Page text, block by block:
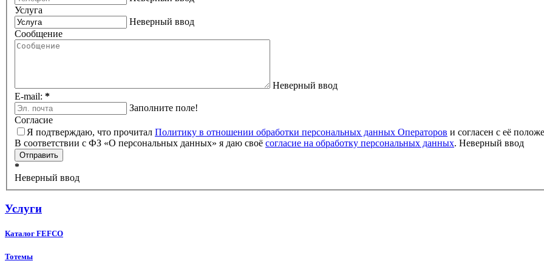
Услуга
Неверный ввод
Сообщение
Неверный ввод
E-mail: *
Заполните поле!
Согласие
Я подтверждаю, что прочитал Политику в отношении обработки персональных данных Операторов и согласен с её
В соответствии с ФЗ «О персональных данных» я даю своё согласие на обработку персональных данных. Неверный ввод
*
Неверный ввод
Услуги
Каталог FEFCO
Тотемы